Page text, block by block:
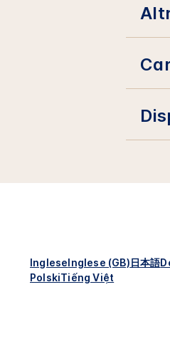
IngleseInglese (GB)日本語
PolskiTiếng Việt